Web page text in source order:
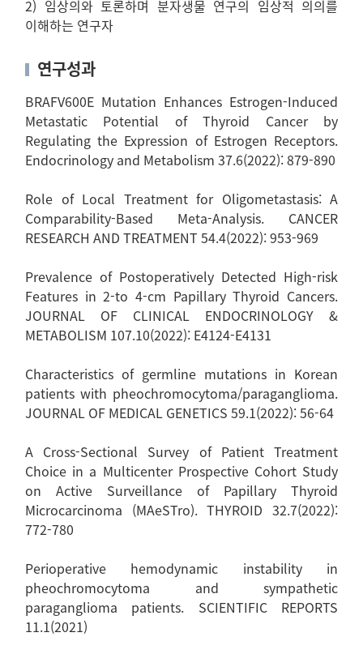
2) 임상의와 토론하며 분자생물 연구의 임상적 의의를
이해하는 연구자
연구성과
BRAFV600E Mutation Enhances Estrogen-Induced
Metastatic Potential of Thyroid Cancer by
Regulating the Expression of Estrogen Receptors.
Endocrinology and Metabolism 37.6(2022): 879-890
Role of Local Treatment for Oligometastasis: A
Comparability-Based Meta-Analysis. CANCER
RESEARCH AND TREATMENT 54.4(2022): 953-969
Prevalence of Postoperatively Detected High-risk
Features in 2-to 4-cm Papillary Thyroid Cancers.
JOURNAL OF CLINICAL ENDOCRINOLOGY &
METABOLISM 107.10(2022): E4124-E4131
Characteristics of germline mutations in Korean
patients with pheochromocytoma/paraganglioma.
JOURNAL OF MEDICAL GENETICS 59.1(2022): 56-64
A Cross-Sectional Survey of Patient Treatment
Choice in a Multicenter Prospective Cohort Study
on Active Surveillance of Papillary Thyroid
Microcarcinoma (MAeSTro). THYROID 32.7(2022):
772-780
Perioperative hemodynamic instability in
pheochromocytoma and sympathetic
paraganglioma patients. SCIENTIFIC REPORTS
11.1(2021)